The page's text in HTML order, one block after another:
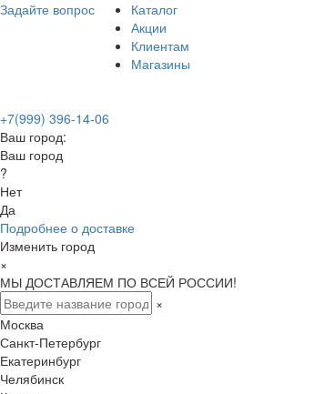
Задайте вопрос
Каталог
Акции
Клиентам
Магазины
+7(999) 396-14-06
Ваш город:
Ваш город
?
Нет
Да
Подробнее о доставке
Изменить город
×
МЫ ДОСТАВЛЯЕМ ПО ВСЕЙ РОССИИ!
×
Москва
Санкт-Петербург
Екатеринбург
Челябинск